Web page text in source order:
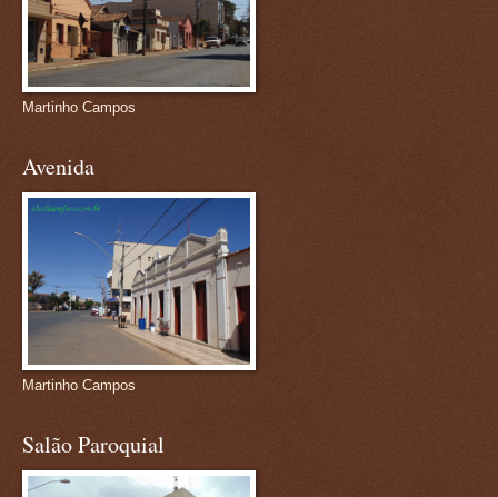
Martinho Campos
Avenida
Martinho Campos
Salão Paroquial